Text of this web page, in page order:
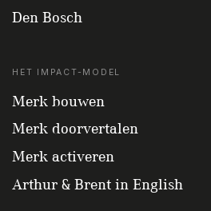
Den Bosch
HET IMPACT-MODEL
Merk bouwen
Merk doorvertalen
Merk activeren
Arthur & Brent in English